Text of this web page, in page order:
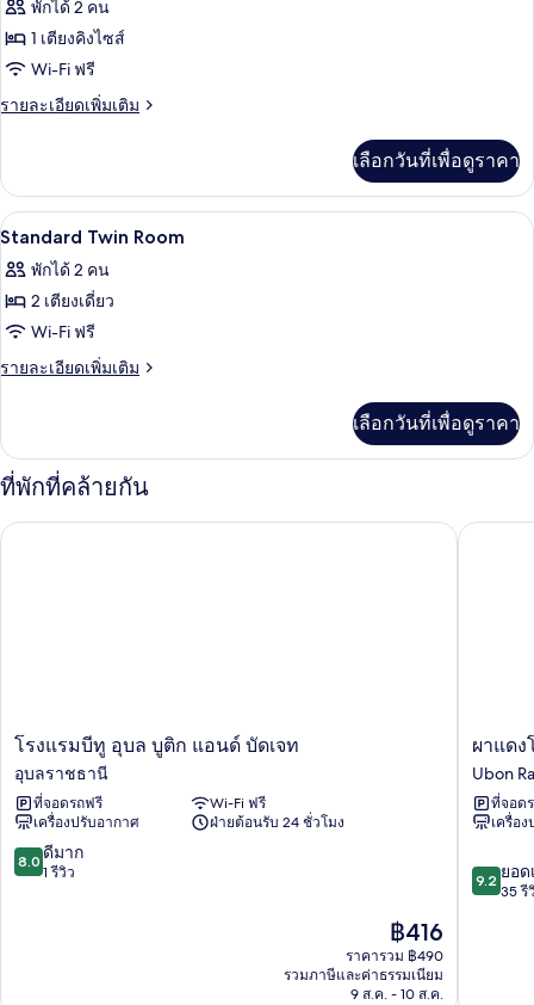
ทวิ
น
ทั้งหมด
ของ
Standard
พักได้ 2 คน
1 เตียงคิงไซส์
Wi-Fi ฟรี
รายละเอียดเพิ่มเติม
ราย
เกี่ยว
กับ
Standard
Room
เลือกวันที่เพื่อดูราคา
เปิด
ภาพถ่าย
ทั้งหมด
ของ
Standard
4
Standard Twin Room
พักได้ 2 คน
2 เตียงเดี่ยว
Wi-Fi ฟรี
รายละเอียดเพิ่มเติม
ราย
เกี่ยว
กับ
Standard
Twin
Room
เลือกวันที่เพื่อดูราคา
ที่พักที่คล้ายกัน
โรง
บีทู
อุบล
บูติ
ก
แอนด์
โรงแรมบีทู อุบล บูติก แอนด์ บัดเจท
อุบลราชธานี
ที่จอดรถฟรี
Wi-Fi ฟรี
เครื่องปรับอากาศ
ฝ่ายต้อนรับ 24 ชั่วโมง
8.0
จาก
8.0 ดีมาก
1 รีวิว
ราคา
ปัจจุบัน
คือ
฿416
฿416
ราคารวม ฿490
รวมภาษีและค่าธรรมเนียม
9 ส.ค. - 10 ส.ค.
โรงแรมบีทู อุบล บูติก แอนด์ บัดเจท
ผา
แดง
โฮเต็ล
Ubon
ผาแดง
Ubon
ที่จอด
เครื่อ
9.2
จาก
9.2 ยอด
35 รี
ผาแดงโ